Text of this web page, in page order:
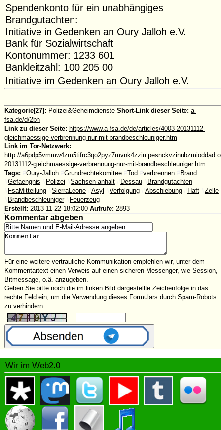
Spendenkonto für ein unabhängiges
Brandgutachten:
Initiative in Gedenken an Oury Jalloh e.V.
Bank für Sozialwirtschaft
Kontonummer: 1233 601
Bankleitzahl: 100 205 00
Initiative im Gedenken an Oury Jalloh e.V.
Kategorie[27]: Polizei&Geheimdienste Short-Link dieser Seite: a-
fsa.de/d/2bh
Link zu dieser Seite: https://www.a-fsa.de/de/articles/4003-20131112-
gleichmaessige-verbrennung-nur-mit-brandbeschleuniger.htm
Link im Tor-Netzwerk:
http://
20131112-gleichmaessige-verbrennung-nur-mit-brandbeschleuniger.htm
Tags:
Oury-Jalloh Grundrechtekomitee Tod verbrennen
Brand
Gefaengnis Polizei Sachsen-anhalt Dessau
Brandgutachten
FsaMitteilung SierraLeone Asyl Verfolgung Abschiebung Haft
Zelle
Brandbeschleuniger
Feuerzeug
Erstellt: 2013-11-22 18:02:00 Aufrufe: 2893
Kommentar abgeben
Für eine weitere vertrauliche Kommunikation empfehlen wir, unter dem
Kommentartext einen Verweis auf einen sicheren Messenger, wie Session,
Bitmessage, o.ä. anzugeben.
Geben Sie bitte noch die im linken Bild dargestellte Zeichenfolge in das
rechte Feld ein, um die Verwendung dieses Formulars durch Spam-Robots
zu verhindern.
Wir im Web2.0